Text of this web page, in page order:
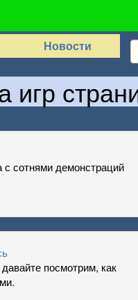
Новости
игр
сотнями демонстраций
посмотрим, как